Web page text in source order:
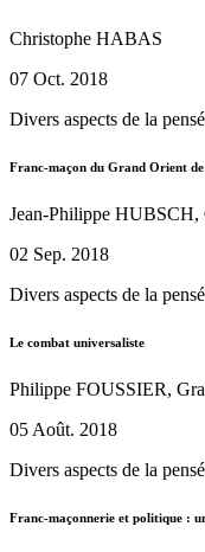
Christophe HABAS
07 Oct. 2018
Divers aspects de la
Franc-maçon du Grand Orient
Jean-Philippe HUBSCH,
02 Sep. 2018
Divers aspects de la
Le combat universaliste
Philippe FOUSSIER,
05 Août. 2018
Divers aspects de la
Franc-maçonnerie et politique :